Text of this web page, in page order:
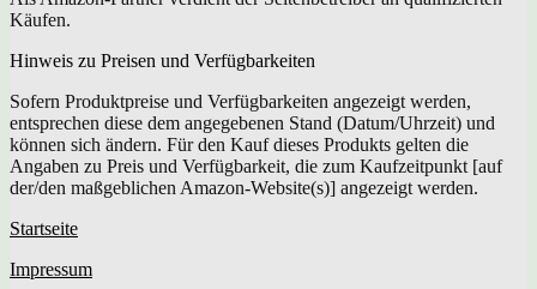
Käufen.
Hinweis zu Preisen und Verfügbarkeiten
Sofern Produktpreise und Verfügbarkeiten angezeigt werden,
entsprechen diese dem angegebenen Stand (Datum/Uhrzeit) und
können sich ändern. Für den Kauf dieses Produkts gelten die
Angaben zu Preis und Verfügbarkeit, die zum Kaufzeitpunkt [auf
der/den maßgeblichen Amazon-Website(s)] angezeigt werden.
Startseite
Impressum